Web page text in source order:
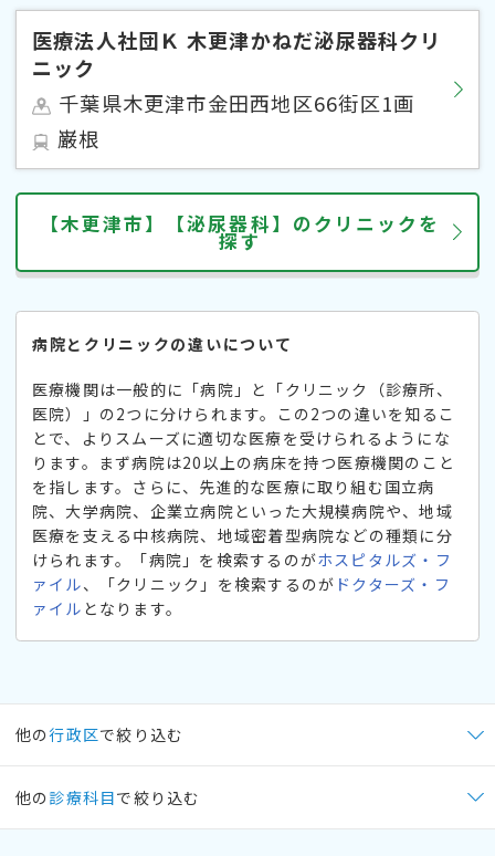
医療法人社団Ｋ 木更津かねだ泌尿器科クリ
ニック
千葉県木更津市金田西地区66街区1画
巌根
【木更津市】【泌尿器科】のクリニックを
探す
病院とクリニックの違いについて
医療機関は一般的に「病院」と「クリニック（診療所、
医院）」の2つに分けられます。この2つの違いを知るこ
とで、よりスムーズに適切な医療を受けられるようにな
ります。まず病院は20以上の病床を持つ医療機関のこと
を指します。さらに、先進的な医療に取り組む国立病
院、大学病院、企業立病院といった大規模病院や、地域
医療を支える中核病院、地域密着型病院などの種類に分
けられます。「病院」を検索するのがホスピタルズ・フ
ァイル、「クリニック」を検索するのが ドクターズ・フ
ァイル となります。
他の行政区で絞り込む
他の 診療科目で絞り込む